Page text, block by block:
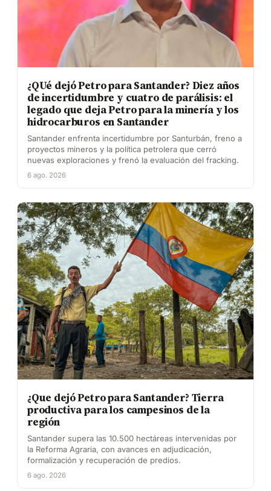
¿QUé dejó Petro para Santander? Diez años
de incertidumbre y cuatro de parálisis: el
legado que deja Petro para la minería y los
hidrocarburos en Santander
Santander enfrenta incertidumbre por Santurbán, freno a
proyectos mineros y la política petrolera que cerró
nuevas exploraciones y frenó la evaluación del fracking.
6 ago. 2026
¿Que dejó Petro para Santander? Tierra
productiva para los campesinos de la
región
Santander supera las 10.500 hectáreas intervenidas por
la Reforma Agraria, con avances en adjudicación,
formalización y recuperación de predios.
6 ago. 2026